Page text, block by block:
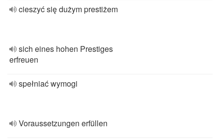
cieszyć się dużym prestiżem
sich eines hohen Prestiges
erfreuen
spełniać wymogi
Voraussetzungen erfüllen